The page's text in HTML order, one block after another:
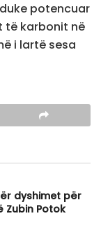
potencuar
të karbonit në
i lartë sesa
dyshimet për
Zubin Potok